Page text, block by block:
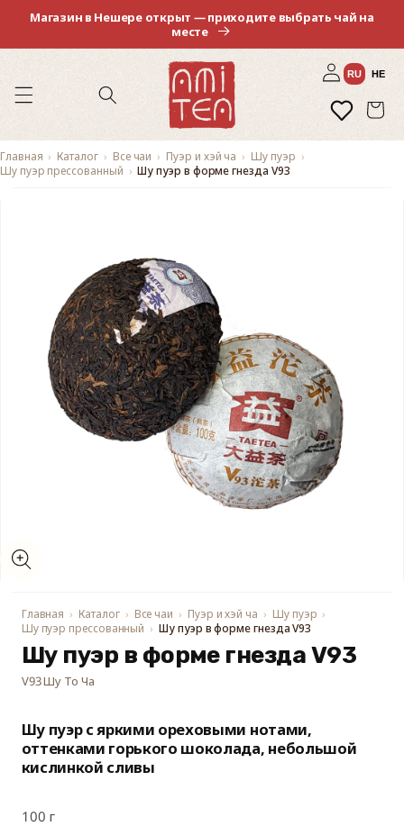
Магазин в Нешере открыт — приходите выбрать чай на
месте
RU HE
Войти
Избранное
Корзина
Главная Каталог Все чаи Пуэр и хэй ча
Шу пуэр
Шу пуэр прессованный
Шу пуэр в форме гнезда V93
медиа-
файлы
модальном
окне
Главная Каталог Все чаи Пуэр и хэй ча
Шу пуэр
Шу пуэр прессованный
Шу пуэр в форме гнезда V93
Шу пуэр в форме гнезда V93
V93 Шу То Ча
Шу пуэр с яркими ореховыми нотами,
оттенками горького шоколада, небольшой
кислинкой сливы
100 г